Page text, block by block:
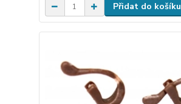
Přidat do košíku